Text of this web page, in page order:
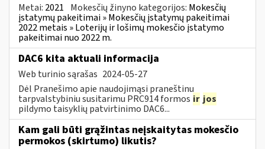
Metai: 2021 Mokesčių žinyno kategorijos: Mokesčių
įstatymų pakeitimai » Mokesčių įstatymų pakeitimai
2022 metais » Loterijų ir lošimų mokesčio įstatymo
pakeitimai nuo 2022 m.
DAC6 kita aktuali informacija
Web turinio sąrašas 2024-05-27
Dėl Pranešimo apie naudojimąsi praneštinu
tarpvalstybiniu susitarimu PRC914 formos ir jos
pildymo taisyklių patvirtinimo DAC6...
Kam gali būti grąžintas neįskaitytas mokesčio
permokos (skirtumo) likutis?